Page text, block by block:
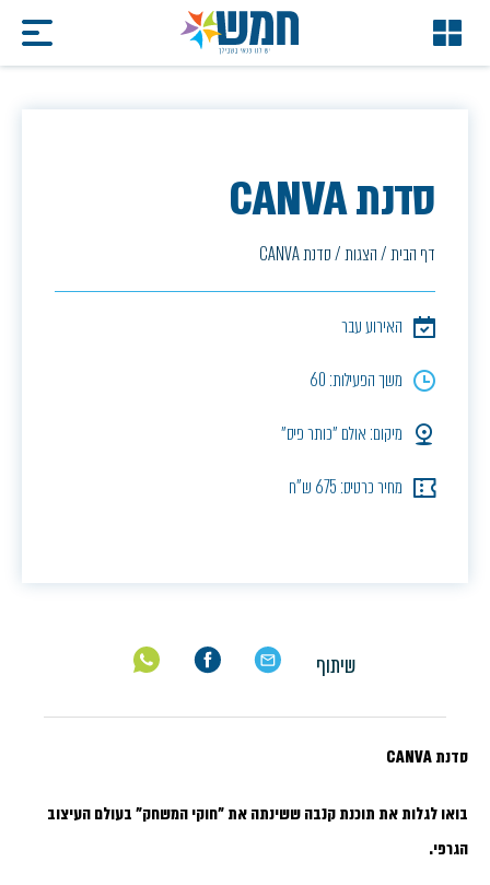
סדנת CANVA
דף הבית/הצגות/סדנת CANVA
האירוע עבר
משך הפעילות: 60
מיקום: אולם ״כותר פיס״
מחיר כרטיס: 675 ש"ח
שיתוף
סדנת CANVA
בואו לגלות את תוכנת קנבה ששינתה את "חוקי המשחק" בעולם העיצוב
הגרפי.